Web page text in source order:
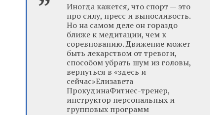
Иногда кажется, что спорт — это
про силу, пресс и выносливость.
Но на самом деле он гораздо
ближе к медитации, чем к
соревнованию. Движение может
быть лекарством от тревоги,
способом убрать шум из головы,
вернуться в «здесь и
сейчас»Елизавета
ПрокудинаФитнес-тренер,
инструктор персональных и
групповых программ